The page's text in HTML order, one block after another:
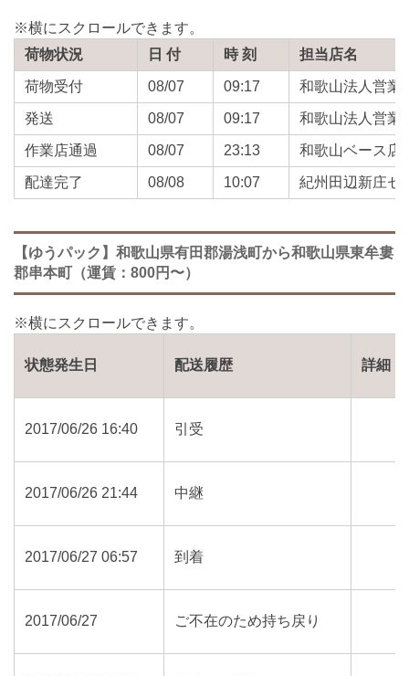
荷物状況 日 付 時 刻 担当店名
荷物受付 08/07 09:17 和歌山法人営業
発送 08/07 09:17 和歌山法人営業
作業店通過 08/07 23:13 和歌山ベース店
配達完了 08/08 10:07 紀州田辺新庄セ
【ゆうパック】和歌山県有田郡湯浅町から和歌山県東牟婁
郡串本町（運賃：800円〜）
状態発生日 配送履歴 詳細
2017/06/26 16:40 引受
2017/06/26 21:44 中継
2017/06/27 06:57 到着
2017/06/27 ご不在のため持ち戻り